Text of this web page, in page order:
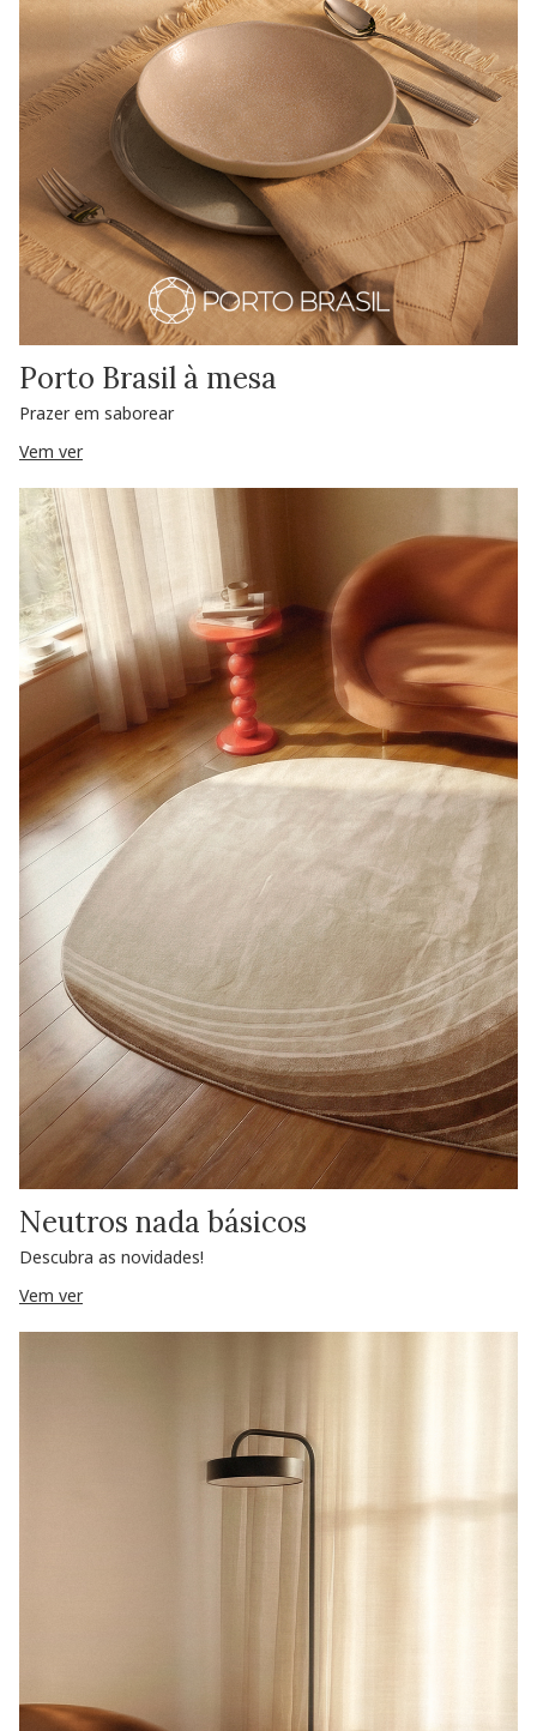
Porto Brasil à mesa
Prazer em saborear
Vem ver
Neutros nada básicos
Descubra as novidades!
Vem ver